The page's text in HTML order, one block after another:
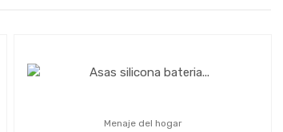
Menaje del hogar